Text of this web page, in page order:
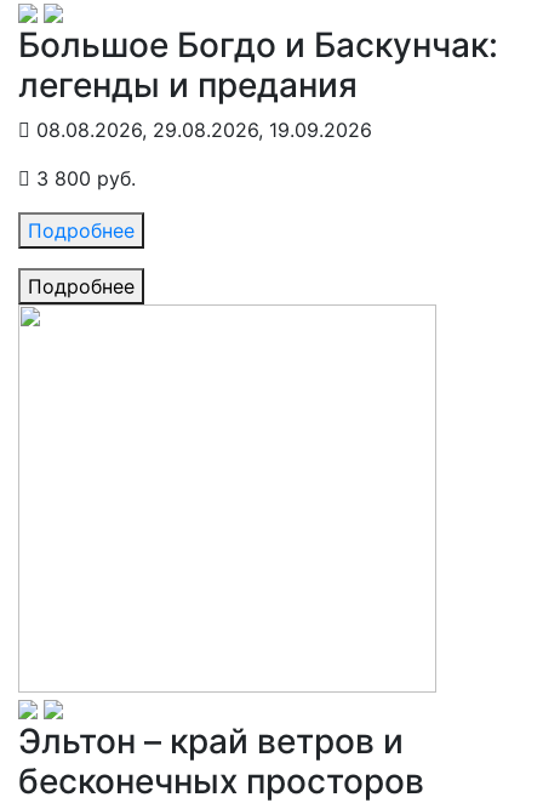
Большое Богдо и Баскунчак:
легенды и предания
08.08.2026, 29.08.2026, 19.09.2026
3 800 руб.
Подробнее
Подробнее
Эльтон – край ветров и
бесконечных просторов